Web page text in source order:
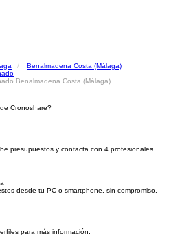
Benalmadena Costa (Málaga)
Benalmadena Costa (Málaga)
Cronoshare?
presupuestos y contacta con 4 profesionales.
desde tu PC o smartphone, sin compromiso.
para más información.